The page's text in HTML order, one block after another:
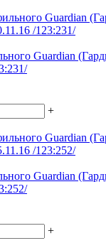
Guardian
+
Guardian
+